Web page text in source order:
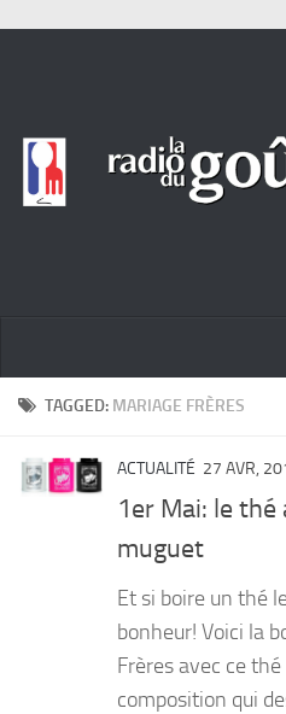
ACTUALITÉ
PORTRAITS
TAGGED: MARIAGE FRÈRES
ACTUALITÉ 27 AVR,
1er Mai: le
muguet
Et si boire un thé
bonheur! Voici la
Frères avec ce
composition qui